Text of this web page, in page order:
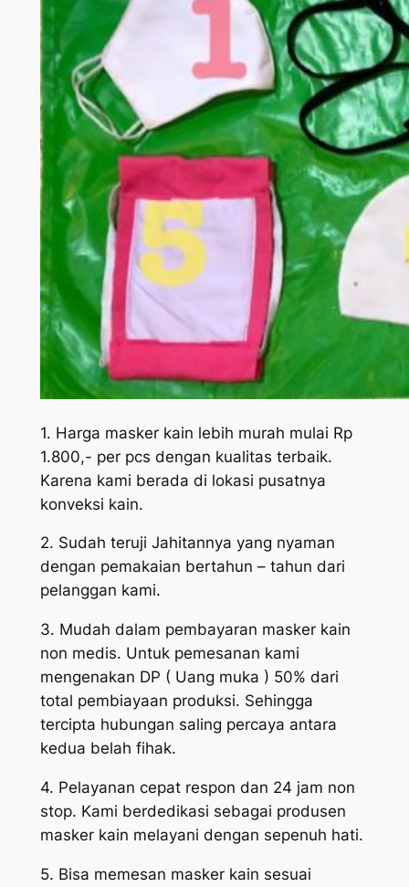
1. Harga masker kain lebih murah mulai Rp
1.800,- per pcs dengan kualitas terbaik.
Karena kami berada di lokasi pusatnya
konveksi kain.
2. Sudah teruji Jahitannya yang nyaman
dengan pemakaian bertahun – tahun dari
pelanggan kami.
3. Mudah dalam pembayaran masker kain
non medis. Untuk pemesanan kami
mengenakan DP ( Uang muka ) 50% dari
total pembiayaan produksi. Sehingga
tercipta hubungan saling percaya antara
kedua belah fihak.
4. Pelayanan cepat respon dan 24 jam non
stop. Kami berdedikasi sebagai produsen
masker kain melayani dengan sepenuh hati.
5. Bisa memesan masker kain sesuai